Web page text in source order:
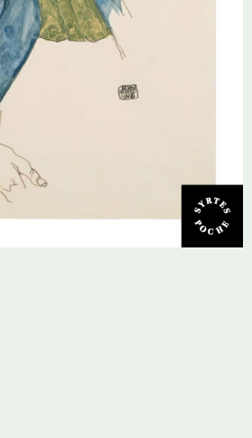
qui tient tête au cocher armé d’un fouet,
tenus en laisse chez eux comme des
parties de cartes pipées teintées de vanité
ou de sadisme.
en version numérique